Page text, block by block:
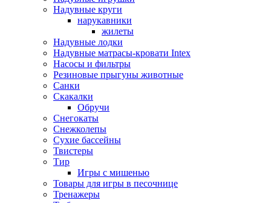
Надувные круги
нарукавники
жилеты
Надувные лодки
Надувные матрасы-кровати Intex
Насосы и фильтры
Резиновые прыгуны животные
Санки
Скакалки
Обручи
Снегокаты
Снежколепы
Сухие бассейны
Твистеры
Тир
Игры с мишенью
Товары для игры в песочнице
Тренажеры